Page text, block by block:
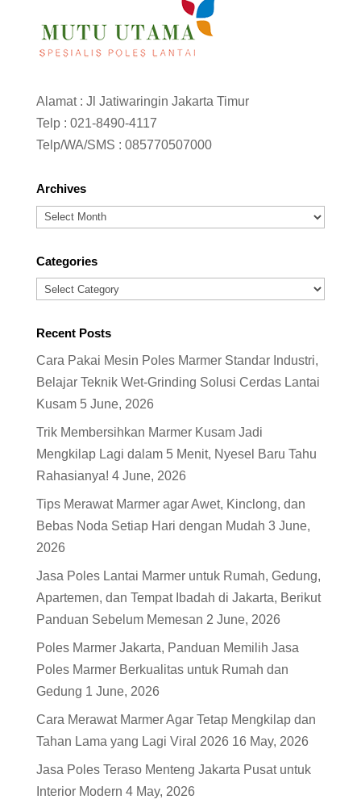
Alamat : Jl Jatiwaringin Jakarta Timur
Telp : 021-8490-4117
Telp/WA/SMS : 085770507000
Archives
Archives
Categories
Categories
Recent Posts
Cara Pakai Mesin Poles Marmer Standar Industri,
Belajar Teknik Wet-Grinding Solusi Cerdas Lantai
Kusam 5 June, 2026
Trik Membersihkan Marmer Kusam Jadi
Mengkilap Lagi dalam 5 Menit, Nyesel Baru Tahu
Rahasianya! 4 June, 2026
Tips Merawat Marmer agar Awet, Kinclong, dan
Bebas Noda Setiap Hari dengan Mudah 3 June,
2026
Jasa Poles Lantai Marmer untuk Rumah, Gedung,
Apartemen, dan Tempat Ibadah di Jakarta, Berikut
Panduan Sebelum Memesan 2 June, 2026
Poles Marmer Jakarta, Panduan Memilih Jasa
Poles Marmer Berkualitas untuk Rumah dan
Gedung 1 June, 2026
Cara Merawat Marmer Agar Tetap Mengkilap dan
Tahan Lama yang Lagi Viral 2026 16 May, 2026
Jasa Poles Teraso Menteng Jakarta Pusat untuk
Interior Modern 4 May, 2026